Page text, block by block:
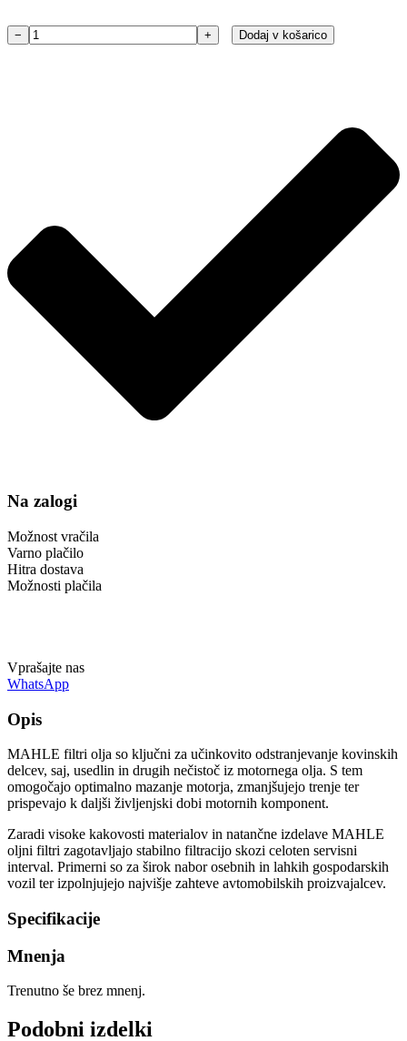
Filter
− + Dodaj v košarico
Na zalogi
Možnost vračila
Varno plačilo
Hitra dostava
Možnosti plačila
Vprašajte nas
WhatsApp
Opis
MAHLE filtri olja so ključni za učinkovito odstranjevanje kovinskih
delcev, saj, usedlin in drugih nečistoč iz motornega olja. S tem
omogočajo optimalno mazanje motorja, zmanjšujejo trenje ter
prispevajo k daljši življenjski dobi motornih komponent.
Zaradi visoke kakovosti materialov in natančne izdelave MAHLE
oljni filtri zagotavljajo stabilno filtracijo skozi celoten servisni
interval. Primerni so za širok nabor osebnih in lahkih gospodarskih
vozil ter izpolnjujejo najvišje zahteve avtomobilskih proizvajalcev.
Specifikacije
Mnenja
Trenutno še brez mnenj.
Podobni izdelki